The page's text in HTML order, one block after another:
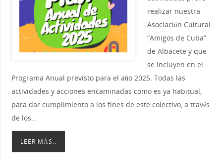
realizar nuestra
Asociación Cultural
“Amigos de Cuba”
de Albacete y que
se incluyen en el
Programa Anual previsto para el año 2025. Todas las
actividades y acciones encaminadas como es ya habitual,
para dar cumplimiento a los fines de este colectivo, a través
de los…
LEER MÁS..